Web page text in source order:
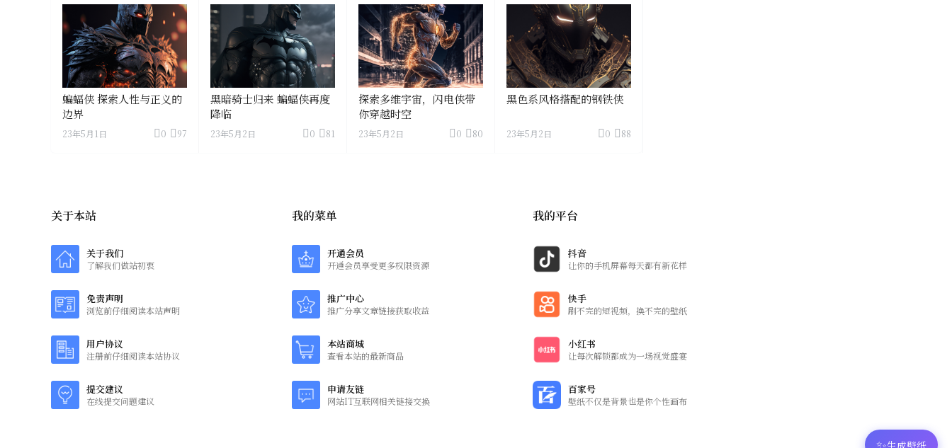
蝙蝠侠 探索人性与正义的
边界
23年5月1日 0 97
黑暗骑士归来 蝙蝠侠再度
降临
23年5月2日 0 81
探索多维宇宙，闪电侠带
你穿越时空
23年5月2日 0 80
黑色系风格搭配的钢铁侠
23年5月2日 0 88
关于本站
关于我们
了解我们做站初衷
免责声明
浏览前仔细阅读本站声明
用户协议
注册前仔细阅读本站协议
提交建议
在线提交问题建议
我的菜单
开通会员
开通会员享受更多权限资源
推广中心
推广分享文章链接获取收益
本站商城
查看本站的最新商品
申请友链
网站IT互联网相关链接交换
我的平台
抖音
让你的手机屏幕每天都有新花样
快手
刷不完的短视频，换不完的壁纸
小红书
让每次解锁都成为一场视觉盛宴
百家号
壁纸不仅是背景也是你个性画布
生成壁纸